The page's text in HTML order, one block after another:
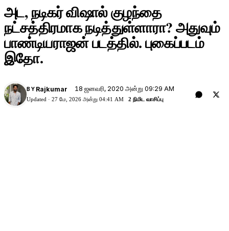
அட, நடிகர் விஷால் குழந்தை
நட்சத்திரமாக நடித்துள்ளாரா? அதுவும்
பாண்டியராஜன் படத்தில். புகைப்படம்
இதோ.
BY Rajkumar 18 ஜனவரி, 2020 அன்று 09:29 AM
Updated · 27 மே, 2026 அன்று 04:41 AM 2 நிமிட வாசிப்பு